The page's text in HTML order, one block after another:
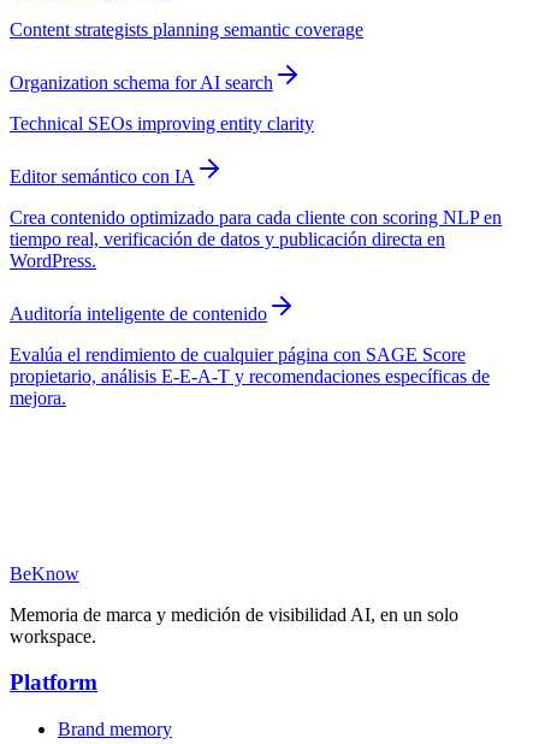
Content strategists planning semantic coverage
Organization schema for AI search
Technical SEOs improving entity clarity
Editor semántico con IA
Crea contenido optimizado para cada cliente con scoring NLP en
tiempo real, verificación de datos y publicación directa en
WordPress.
Auditoría inteligente de contenido
Evalúa el rendimiento de cualquier página con SAGE Score
propietario, análisis E-E-A-T y recomendaciones específicas de
mejora.
BeKnow
Memoria de marca y medición de visibilidad AI, en un solo
workspace.
Platform
Brand memory